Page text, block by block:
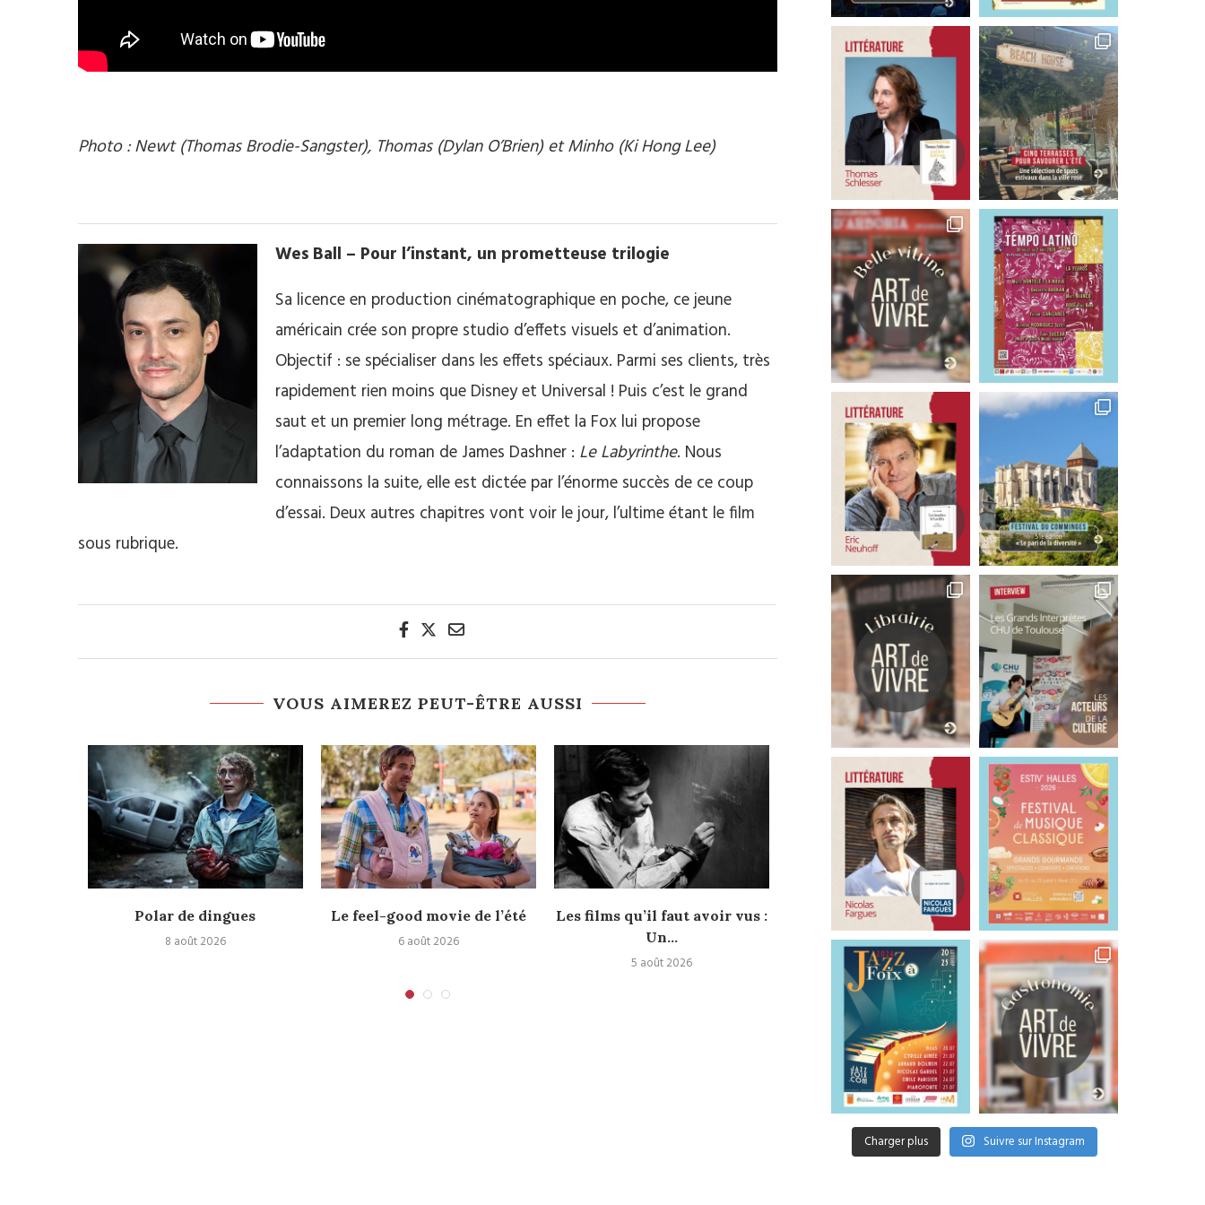
Photo : Newt (Thomas Brodie-Sangster), Thomas (Dylan O’Brien) et Minho (Ki Hong Lee)
Wes Ball – Pour l’instant, un prometteuse trilogie
Sa licence en production cinématographique en poche, ce jeune
américain crée son propre studio d’effets visuels et d’animation.
Objectif : se spécialiser dans les effets spéciaux. Parmi ses clients, très
rapidement rien moins que Disney et Universal ! Puis c’est le grand
saut et un premier long métrage. En effet la Fox lui propose
l’adaptation du roman de James Dashner : Le Labyrinthe. Nous
connaissons la suite, elle est dictée par l’énorme succès de ce coup
d’essai. Deux autres chapitres vont voir le jour, l’ultime étant le film
sous rubrique.
VOUS AIMEREZ PEUT-ÊTRE AUSSI
Polar de dingues
8 août 2026
Le feel-good movie de l’été
6 août 2026
Les films qu’il faut avoir vus :
Un...
5 août 2026
Les Minions font leur cinéma
3 août 2026
Good Bye Wolfgang !
1 août 2026
Charger plus Suivre sur Instagram